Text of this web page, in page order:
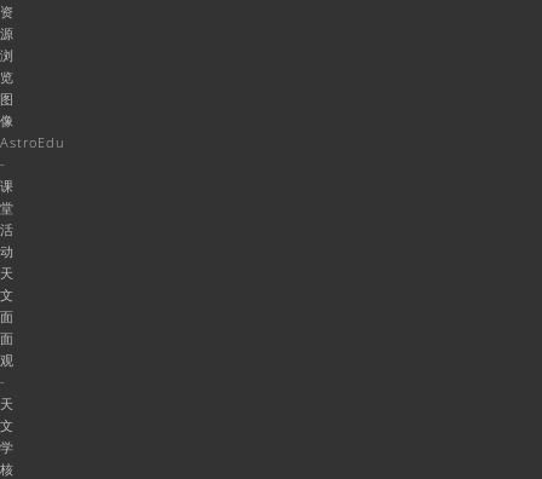
资
源
浏
览
图
像
AstroEdu
-
课
堂
活
动
天
文
面
面
观
-
天
文
学
核